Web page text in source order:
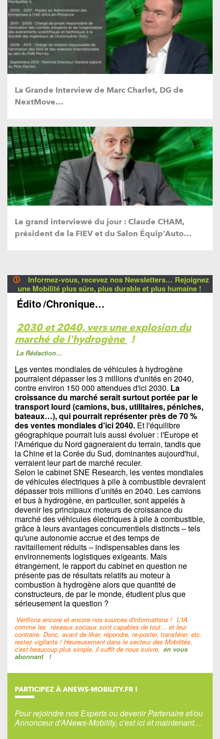
La Grande Interview de Marc Charlet, DG de
NextMove…
Le grand interviewé du jour : Claude CHAM,
président de la FIEV et du Salon Équip’Auto…
🛈
Informez-vous, recevez nos Newsletters… Rejoignez
une Mobilité plus sûre, plus durable et plus humaine !
Édito/Chronique…
2030 et 2040, vers une explosion du
marché de l'hydrogène !
La Rédaction…
Les ventes mondiales de véhicules à hydrogène
pourraient dépasser les 3 millions d'unités en 2040,
contre environ 150 000 attendues d'ici 2030. La
croissance du marché serait surtout portée par le
transport lourd (camions, bus, utilitaires, péniches,
bateaux…), qui pourrait représenter près de 70 %
des ventes mondiales d'ici 2040. Et l'équilibre
géographique pourrait luis aussi évoluer : l'Europe et
l'Amérique du Nord gagneraient du terrain, tandis que
la Chine et la Corée du Sud, dominantes aujourd'hui,
verraient leur part de marché reculer.
Selon le cabinet SNE Research, les ventes mondiales
de véhicules électriques à pile à combustible devraient
dépasser trois millions d’unités en 2040. Les camions
et bus à hydrogène, en particulier, sont appelés à
devenir les principaux moteurs de croissance du
marché des véhicules électriques à pile à combustible,
grâce à leurs avantages concurrentiels distincts – tels
qu'une autonomie accrue et des temps de
ravitaillement réduits – indispensables dans les
environnements logistiques exigeants. Mais
étrangement, le rapport du cabinet en question ne
présente pas de résultats relatifs au moteur à
combustion à hydrogène alors que quantité de
constructeurs, de par le monde, étudient plus que
sérieusement la question ?
Vérifions encore et encore nos sources d'informations ! L'IA
comme les réseaux sociaux sont capables de tout… et leur
contraire. Donc, avant de liker, répondre, re-poster, transférer, etc.
restez vigilants ! Heureusement dans le secteur des Mobilités,
c'est beaucoup plus simple, il suffit de nous suivre, en vous
abonnant !
PARTICIPEZ À ANEWS-MOBILITY.FR !
Pour rejoindre nos Experts ou devenir Partenaire et/ou
Annonceur d'ANews-Mobility, c'est ici et maintenant…